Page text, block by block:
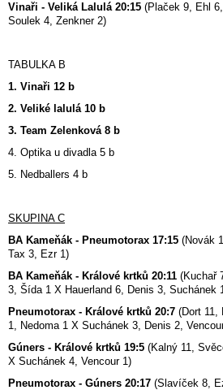
Vinaři - Veliká Lalulá 20:15 (Plaček 9, Ehl
Soulek 4, Zenkner 2)
TABULKA B
1. Vinaři 12 b
2. Veliké lalulá 10 b
3. Team Zelenková 8 b
4. Optika u divadla 5 b
5. Nedballers 4 b
SKUPINA C
BA Kameňák - Pneumotorax 17:15 (Novák
Tax 3, Ezr 1)
BA Kameňák - Králové krtků 20:11 (Kuchař
3, Šída 1 X Hauerland 6, Denis 3, Suchánek
Pneumotorax - Králové krtků 20:7 (Dort 11,
1, Nedoma 1 X Suchánek 3, Denis 2,
Gúners - Králové krtků 19:5 (Kalný 11,
X Suchánek 4, Vencour 1)
Pneumotorax - Gúners 20:17 (Slavíček 8,